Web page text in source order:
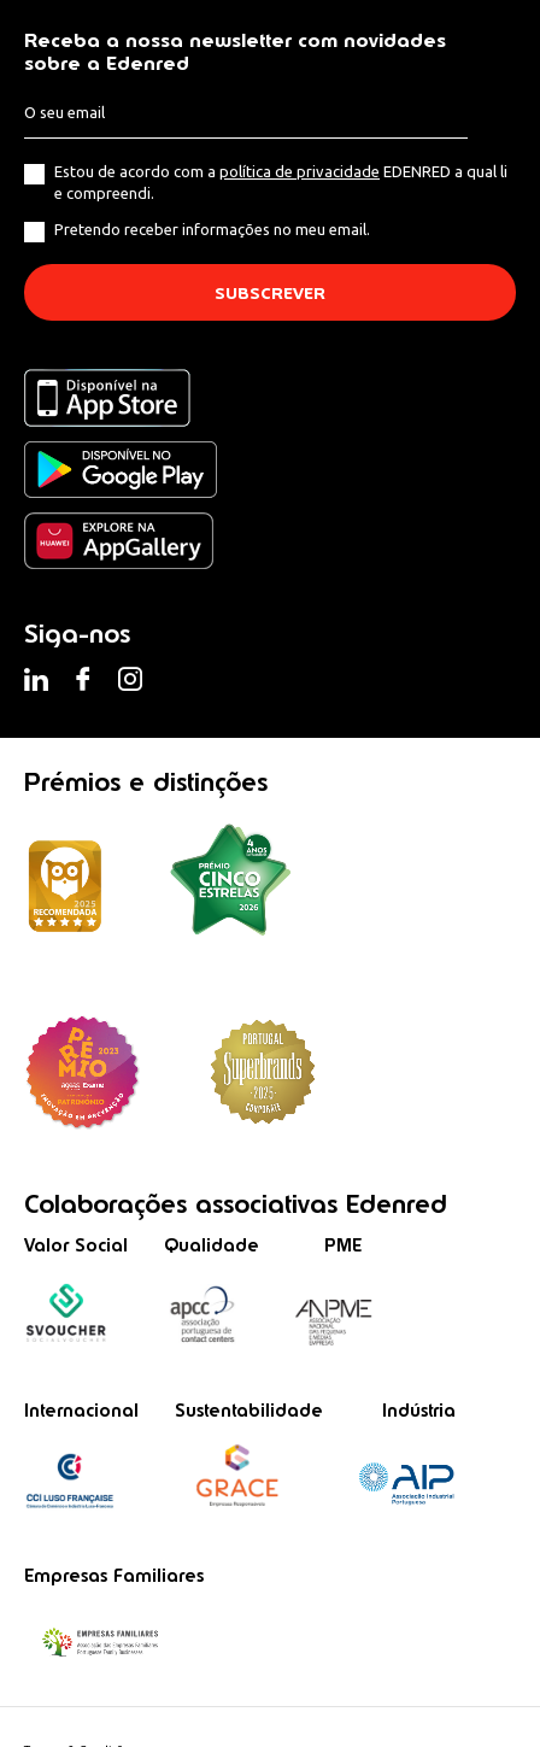
Receba a nossa newsletter com novidades
sobre a Edenred
Estou de acordo com a política de privacidade EDENRED a qual li
e compreendi.
Pretendo receber informações no meu email.
Siga-nos
Prémios e distinções
Colaborações associativas Edenred
Valor Social Qualidade PME
Internacional Sustentabilidade Indústria
Empresas Familiares